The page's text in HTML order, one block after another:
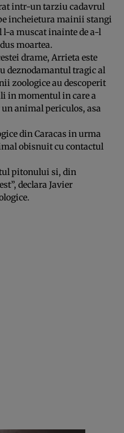
intr-un tarziu cadavrul
incheietura mainii stangi
a muscat inainte de a-l
moartea.
drame, Arrieta este
deznodamantul tragic al
zoologice au descoperit
in momentul in care a
animal periculos, asa
din Caracas in urma
obisnuit cu contactul
pitonului si, din
declara Javier